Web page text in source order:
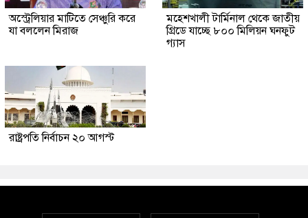
অস্ট্রেলিয়ার মাটিতে সেঞ্চুরি করে
যা বললেন মিরাজ
মহেশখালী টার্মিনাল থেকে জাতীয়
গ্রিডে যাচ্ছে ৮০০ মিলিয়ন ঘনফুট
গ্যাস
রাষ্ট্রপতি নির্বাচন ২০ আগস্ট